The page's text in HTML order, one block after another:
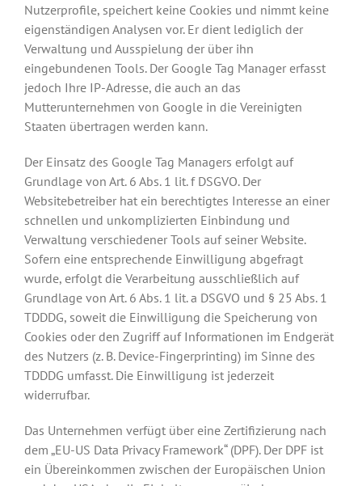
Nutzerprofile, speichert keine Cookies und nimmt keine
eigenständigen Analysen vor. Er dient lediglich der
Verwaltung und Ausspielung der über ihn
eingebundenen Tools. Der Google Tag Manager erfasst
jedoch Ihre IP-Adresse, die auch an das
Mutterunternehmen von Google in die Vereinigten
Staaten übertragen werden kann.
Der Einsatz des Google Tag Managers erfolgt auf
Grundlage von Art. 6 Abs. 1 lit. f DSGVO. Der
Websitebetreiber hat ein berechtigtes Interesse an einer
schnellen und unkomplizierten Einbindung und
Verwaltung verschiedener Tools auf seiner Website.
Sofern eine entsprechende Einwilligung abgefragt
wurde, erfolgt die Verarbeitung ausschließlich auf
Grundlage von Art. 6 Abs. 1 lit. a DSGVO und § 25 Abs. 1
TDDDG, soweit die Einwilligung die Speicherung von
Cookies oder den Zugriff auf Informationen im Endgerät
des Nutzers (z. B. Device-Fingerprinting) im Sinne des
TDDDG umfasst. Die Einwilligung ist jederzeit
widerrufbar.
Das Unternehmen verfügt über eine Zertifizierung nach
dem „EU-US Data Privacy Framework“ (DPF). Der DPF ist
ein Übereinkommen zwischen der Europäischen Union